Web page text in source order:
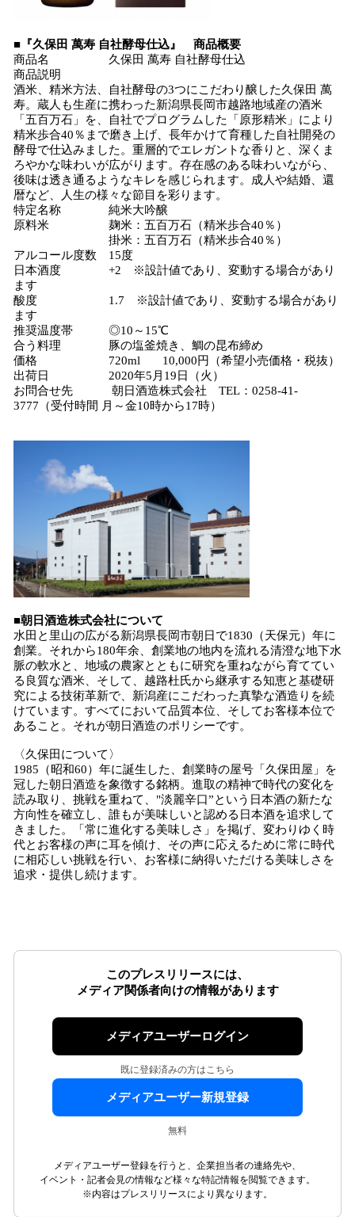
■『久保田 萬寿 自社酵母仕込』 商品概要
商品名 久保田 萬寿 自社酵母仕込
商品説明
酒米、精米方法、自社酵母の3つにこだわり醸した久保田 萬
寿。蔵人も生産に携わった新潟県長岡市越路地域産の酒米
「五百万石」を、自社でプログラムした「原形精米」により
精米歩合40％まで磨き上げ、長年かけて育種した自社開発の
酵母で仕込みました。重層的でエレガントな香りと、深くま
ろやかな味わいが広がります。存在感のある味わいながら、
後味は透き通るようなキレを感じられます。成人や結婚、還
暦など、人生の様々な節目を彩ります。
特定名称 純米大吟醸
原料米 麹米：五百万石（精米歩合40％）
掛米：五百万石（精米歩合40％）
アルコール度数 15度
日本酒度 +2 ※設計値であり、変動する場合があり
ます
酸度 1.7 ※設計値であり、変動する場合があり
ます
推奨温度帯 ◎10～15℃
合う料理 豚の塩釜焼き、鯛の昆布締め
価格 720ml 10,000円（希望小売価格・税抜）
出荷日 2020年5月19日（火）
お問合せ先 朝日酒造株式会社 TEL：0258-41-
3777（受付時間 月～金10時から17時）
■朝日酒造株式会社について
水田と里山の広がる新潟県長岡市朝日で1830（天保元）年に
創業。それから180年余、創業地の地内を流れる清澄な地下水
脈の軟水と、地域の農家とともに研究を重ねながら育ててい
る良質な酒米、そして、越路杜氏から継承する知恵と基礎研
究による技術革新で、新潟産にこだわった真摯な酒造りを続
けています。すべてにおいて品質本位、そしてお客様本位で
あること。それが朝日酒造のポリシーです。
〈久保田について〉
1985（昭和60）年に誕生した、創業時の屋号「久保田屋」を
冠した朝日酒造を象徴する銘柄。進取の精神で時代の変化を
読み取り、挑戦を重ねて、"淡麗辛口”という日本酒の新たな
方向性を確立し、誰もが美味しいと認める日本酒を追求して
きました。「常に進化する美味しさ」を掲げ、変わりゆく時
代とお客様の声に耳を傾け、その声に応えるために常に時代
に相応しい挑戦を行い、お客様に納得いただける美味しさを
追求・提供し続けます。
このプレスリリースには、
メディア関係者向けの情報があります
メディアユーザーログイン
既に登録済みの方はこちら
メディアユーザー新規登録
無料
メディアユーザー登録を行うと、企業担当者の連絡先や、
イベント・記者会見の情報など様々な特記情報を閲覧できます。
※内容はプレスリリースにより異なります。